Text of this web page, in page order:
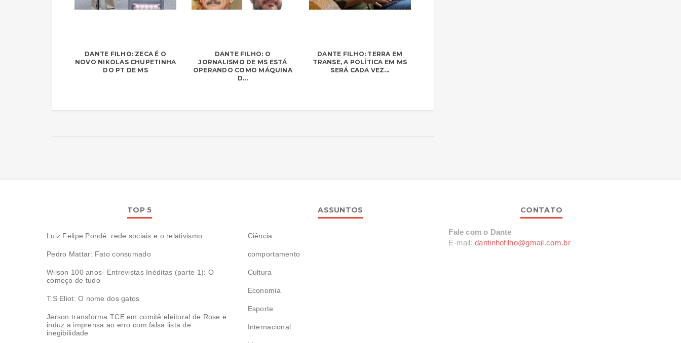
DANTE FILHO: ZECA É O
NOVO NIKOLAS CHUPETINHA
DO PT DE MS
DANTE FILHO: O
JORNALISMO DE MS ESTÁ
OPERANDO COMO MÁQUINA
D...
DANTE FILHO: TERRA EM
TRANSE, A POLÍTICA EM MS
SERÁ CADA VEZ...
TOP 5
Luiz Felipe Pondé: rede sociais e o relativismo
Pedro Mattar: Fato consumado
Wilson 100 anos- Entrevistas Inéditas (parte 1): O
começo de tudo
T.S Eliot: O nome dos gatos
Jerson transforma TCE em comitê eleitoral de Rose e
induz a imprensa ao erro com falsa lista de
inegibilidade
ASSUNTOS
Ciência
comportamento
Cultura
Economia
Esporte
Internacional
CONTATO
Fale com o Dante
E-mail: dantinhofilho@gmail.com.br